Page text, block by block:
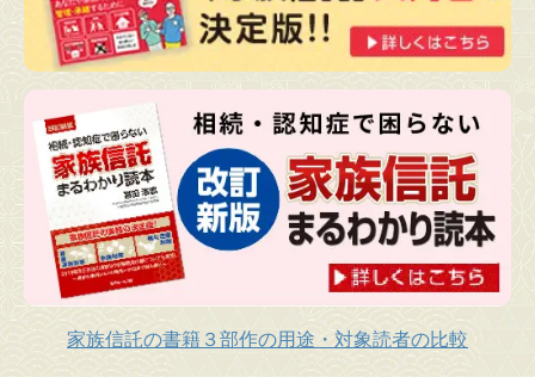
家族信託の書籍３部作の用途・対象読者の比較